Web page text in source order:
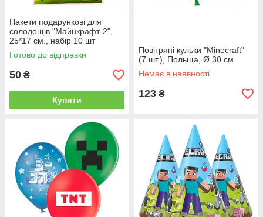
Пакети подарункові для
солодощів "Майнкрафт-2",
25*17 см., набір 10 шт
Готово до відправки
50 ₴
Купити
Повітряні кульки "Minecraft"
(7 шт.), Польща, Ø 30 см
Немає в наявності
123 ₴